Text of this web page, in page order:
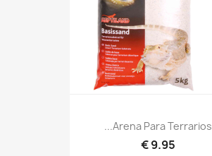
Arena Para Terrarios...
9.95 €